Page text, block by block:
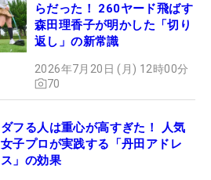
らだった！ 260ヤード飛ばす
森田理香子が明かした「切り
返し」の新常識
2026年7月20日 (月) 12時00分
70
ダフる人は重心が高すぎた！ 人気
女子プロが実践する「丹田アドレ
ス」の効果